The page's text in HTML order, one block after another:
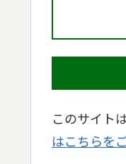
このサイト
はこちらを